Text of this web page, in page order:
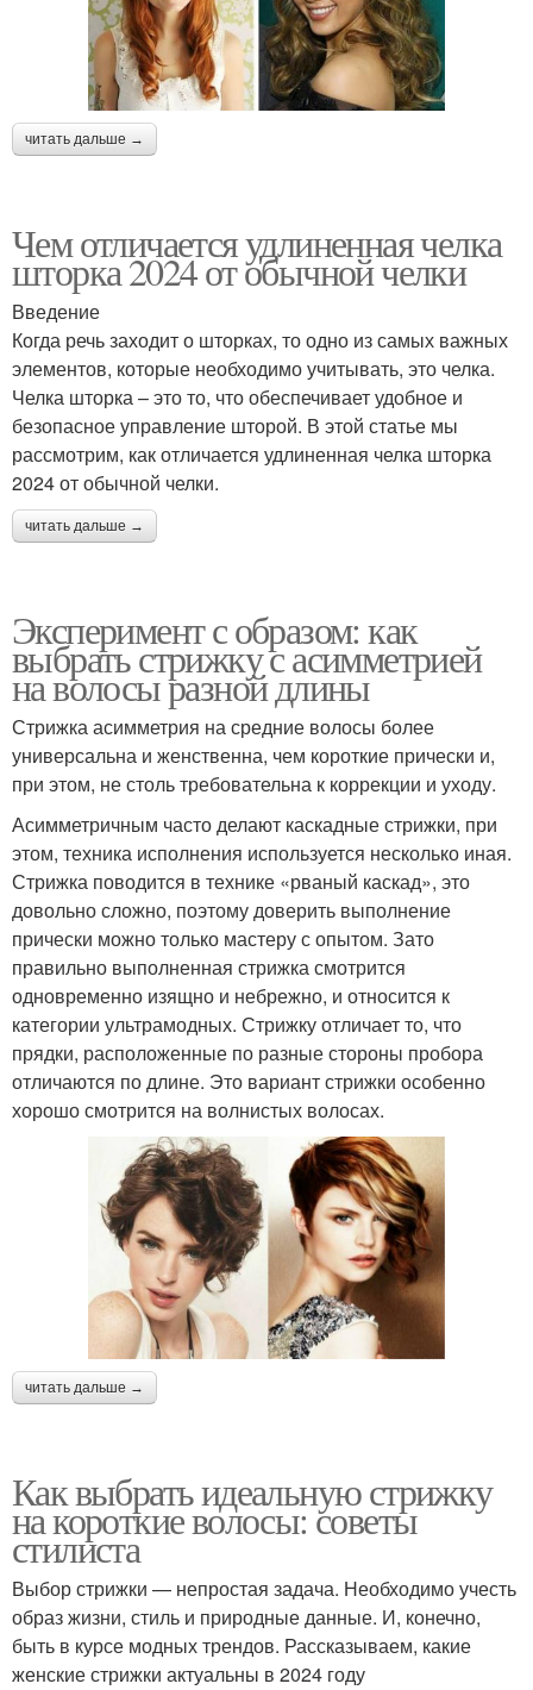
читать дальше →
Чем отличается удлиненная челка
шторка 2024 от обычной челки
Введение
Когда речь заходит о шторках, то одно из самых важных
элементов, которые необходимо учитывать, это челка.
Челка шторка – это то, что обеспечивает удобное и
безопасное управление шторой. В этой статье мы
рассмотрим, как отличается удлиненная челка шторка
2024 от обычной челки.
читать дальше →
Эксперимент с образом: как
выбрать стрижку с асимметрией
на волосы разной длины
Стрижка асимметрия на средние волосы более
универсальна и женственна, чем короткие прически и,
при этом, не столь требовательна к коррекции и уходу.
Асимметричным часто делают каскадные стрижки, при
этом, техника исполнения используется несколько иная.
Стрижка поводится в технике «рваный каскад», это
довольно сложно, поэтому доверить выполнение
прически можно только мастеру с опытом. Зато
правильно выполненная стрижка смотрится
одновременно изящно и небрежно, и относится к
категории ультрамодных. Стрижку отличает то, что
прядки, расположенные по разные стороны пробора
отличаются по длине. Это вариант стрижки особенно
хорошо смотрится на волнистых волосах.
читать дальше →
Как выбрать идеальную стрижку
на короткие волосы: советы
стилиста
Выбор стрижки — непростая задача. Необходимо учесть
образ жизни, стиль и природные данные. И, конечно,
быть в курсе модных трендов. Рассказываем, какие
женские стрижки актуальны в 2024 году